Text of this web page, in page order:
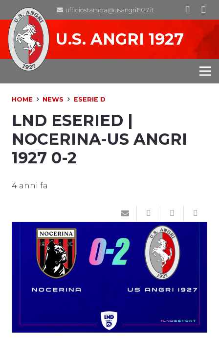
ufficiostampa@usangri1927.it
U.S. ANGRI 1927
HOME NEWS ESERIE D
LND ESERIED |
NOCERINA-US ANGRI
1927 0-2
4 anni fa